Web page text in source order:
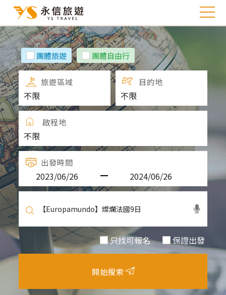
團體旅遊 團體自由行
旅遊區域 目的地
啟程地
出發時間
只找可報名 保證出發
開始搜索